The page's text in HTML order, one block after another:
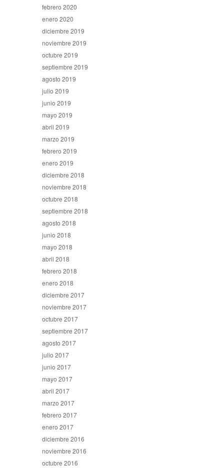
febrero 2020
enero 2020
diciembre 2019
noviembre 2019
octubre 2019
septiembre 2019
agosto 2019
julio 2019
junio 2019
mayo 2019
abril 2019
marzo 2019
febrero 2019
enero 2019
diciembre 2018
noviembre 2018
octubre 2018
septiembre 2018
agosto 2018
junio 2018
mayo 2018
abril 2018
febrero 2018
enero 2018
diciembre 2017
noviembre 2017
octubre 2017
septiembre 2017
agosto 2017
julio 2017
junio 2017
mayo 2017
abril 2017
marzo 2017
febrero 2017
enero 2017
diciembre 2016
noviembre 2016
octubre 2016